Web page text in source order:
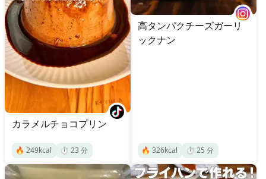
カラメルチョコプリン
🔥 249kcal ⏱️ 23 分
高タンパクチーズガーリ
ックナン
🔥 326kcal ⏱️ 25 分